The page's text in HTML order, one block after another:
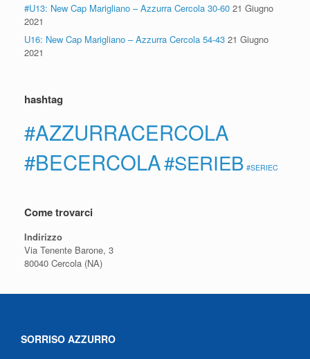
#U13: New Cap Marigliano – Azzurra Cercola 30-60 21 Giugno
2021
U16: New Cap Marigliano – Azzurra Cercola 54-43 21 Giugno
2021
hashtag
#AZZURRACERCOLA
#BECERCOLA#SERIEB #SERIEC
Come trovarci
Indirizzo
Via Tenente Barone, 3
80040 Cercola (NA)
SORRISO AZZURRO